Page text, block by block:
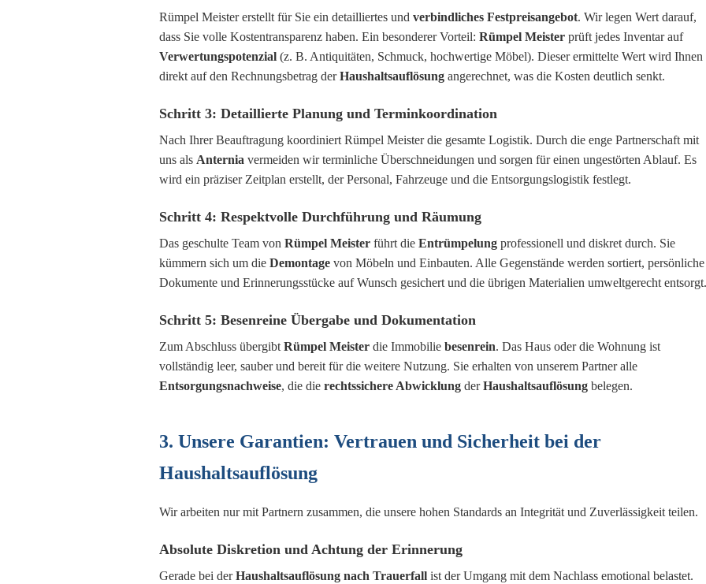
Rümpel Meister erstellt für Sie ein detailliertes und verbindliches Festpreisangebot. Wir legen Wert darauf,
dass Sie volle Kostentransparenz haben. Ein besonderer Vorteil: Rümpel Meister prüft jedes Inventar auf
Verwertungspotenzial (z. B. Antiquitäten, Schmuck, hochwertige Möbel). Dieser ermittelte Wert wird Ihnen
direkt auf den Rechnungsbetrag derHaushaltsauflösung angerechnet, was die Kosten deutlich senkt.
Schritt 3: Detaillierte Planung und Terminkoordination
Nach Ihrer Beauftragung koordiniert Rümpel Meister die gesamte Logistik. Durch die enge Partnerschaft mit
uns als Anternia vermeiden wir terminliche Überschneidungen und sorgen für einen ungestörten Ablauf. Es
wird ein präziser Zeitplan erstellt, der Personal, Fahrzeuge und die Entsorgungslogistik festlegt.
Schritt 4: Respektvolle Durchführung und Räumung
Das geschulte Team von Rümpel Meister führt die Entrümpelung professionell und diskret durch. Sie
kümmern sich um die Demontage von Möbeln und Einbauten. Alle Gegenstände werden sortiert, persönliche
Dokumente und Erinnerungsstücke auf Wunsch gesichert und die übrigen Materialien umweltgerecht entsorgt.
Schritt 5: Besenreine Übergabe und Dokumentation
Zum Abschluss übergibt Rümpel Meister die Immobilie besenrein. Das Haus oder die Wohnung ist
vollständig leer, sauber und bereit für die weitere Nutzung. Sie erhalten von unserem Partner alle
Entsorgungsnachweise, die die rechtssichere Abwicklung derHaushaltsauflösung belegen.
3. Unsere Garantien: Vertrauen und Sicherheit bei der
Haushaltsauflösung
Wir arbeiten nur mit Partnern zusammen, die unsere hohen Standards an Integrität und Zuverlässigkeit teilen.
Absolute Diskretion und Achtung der Erinnerung
Gerade bei derHaushaltsauflösung nach Trauerfall ist der Umgang mit dem Nachlass emotional belastet.